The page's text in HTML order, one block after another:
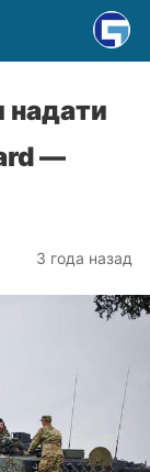
надати
—
3 года назад